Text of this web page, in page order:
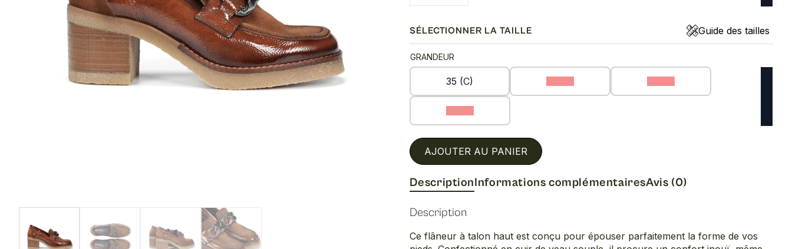
SÉLECTIONNER LA TAILLE Guide des tailles
GRANDEUR
35 (C)
AJOUTER AU PANIER
DescriptionInformations complémentairesAvis (0)
Description
Ce flâneur à talon haut est conçu pour épouser parfaitement la forme de vos